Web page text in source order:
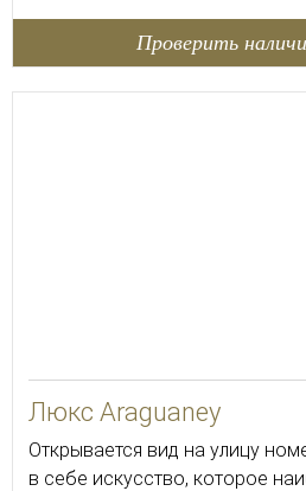
Проверить
Люкс Araguaney
Открывается вид на улицу
в себе искусство, которое